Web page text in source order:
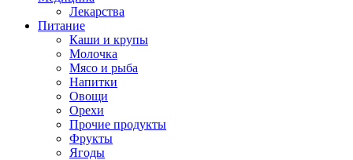
Лекарства
Питание
Каши и крупы
Молочка
Мясо и рыба
Напитки
Овощи
Орехи
Прочие продукты
Фрукты
Ягоды